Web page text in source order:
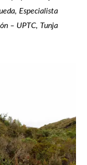
Especialista
– UPTC, Tunja